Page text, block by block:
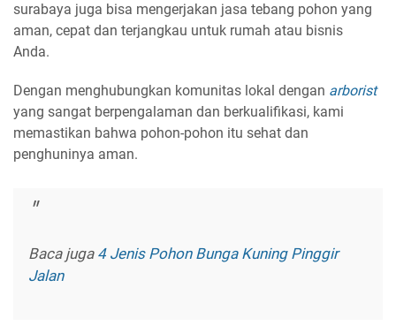
surabaya juga bisa mengerjakan jasa tebang pohon yang
aman, cepat dan terjangkau untuk rumah atau bisnis
Anda.
Dengan menghubungkan komunitas lokal dengan arborist
yang sangat berpengalaman dan berkualifikasi, kami
memastikan bahwa pohon-pohon itu sehat dan
penghuninya aman.
Baca juga 4 Jenis Pohon Bunga Kuning Pinggir
Jalan